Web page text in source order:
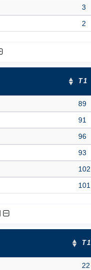
3
2
T1
89
91
96
93
102
101
T1
22